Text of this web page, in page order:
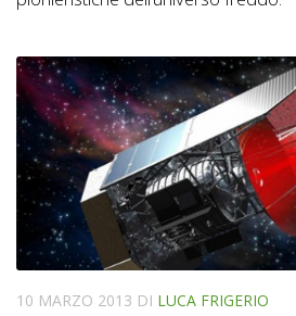
10 MARZO 2013 DI LUCA FRIGERIO